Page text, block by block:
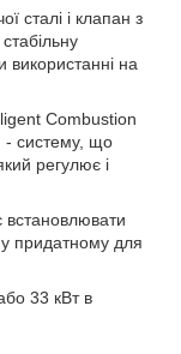
сталі і клапан з
використанні на
Сombustion
- систему, що
який регулює і
встановлювати
придатному для
33 кВт в